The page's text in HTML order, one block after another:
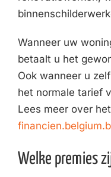
Wanneer uw
betaalt u het
Ook wanneer u
het normale tarief
Lees meer over
Welke premies